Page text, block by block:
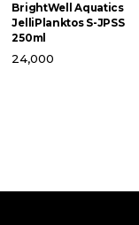
BrightWell Aquatics
JelliPlanktos S-JPSS
250ml
24,000